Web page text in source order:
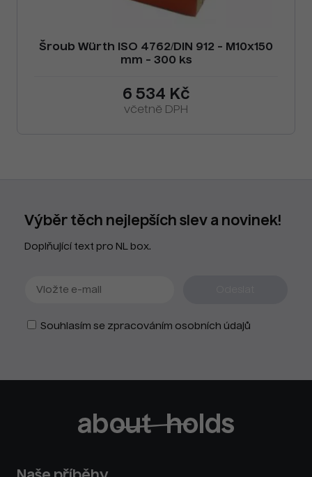
Šroub Würth ISO 4762/DIN 912 - M10x150
mm - 300 ks
6 534 Kč
včetně DPH
Výběr těch nejlepších slev a novinek!
Doplňující text pro NL box.
Souhlasím se zpracováním osobních údajů